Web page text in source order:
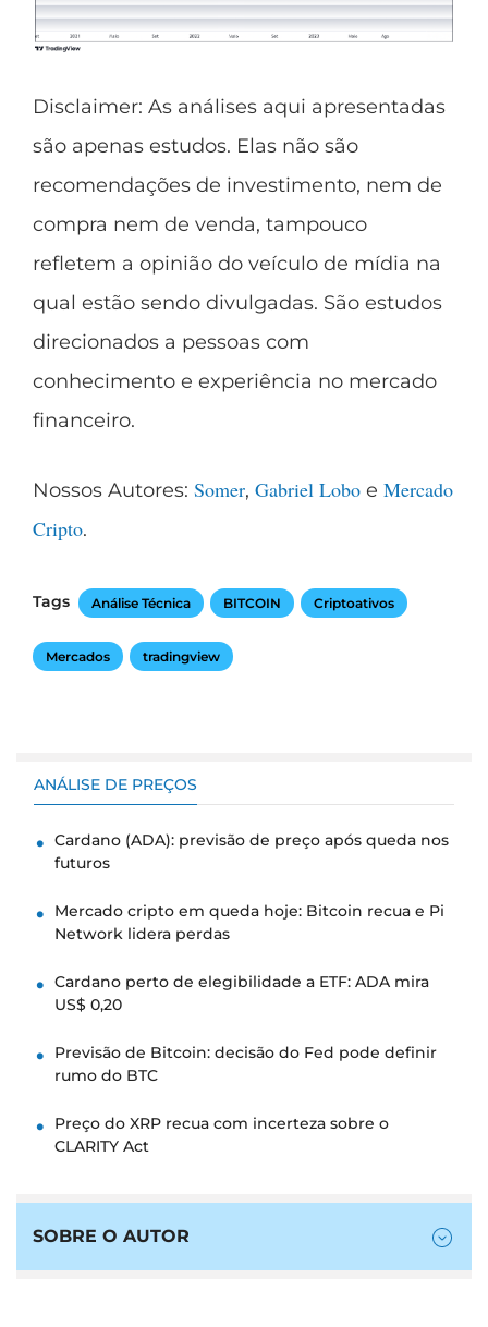
Disclaimer: As análises aqui apresentadas
são apenas estudos. Elas não são
recomendações de investimento, nem de
compra nem de venda, tampouco
refletem a opinião do veículo de mídia na
qual estão sendo divulgadas. São estudos
direcionados a pessoas com
conhecimento e experiência no mercado
financeiro.
Nossos Autores: Somer, Gabriel Lobo e Mercado
Cripto.
Tags Análise Técnica BITCOIN Criptoativos
Mercados tradingview
ANÁLISE DE PREÇOS
Cardano (ADA): previsão de preço após queda nos
futuros
Mercado cripto em queda hoje: Bitcoin recua e Pi
Network lidera perdas
Cardano perto de elegibilidade a ETF: ADA mira
US$ 0,20
Previsão de Bitcoin: decisão do Fed pode definir
rumo do BTC
Preço do XRP recua com incerteza sobre o
CLARITY Act
SOBRE O AUTOR